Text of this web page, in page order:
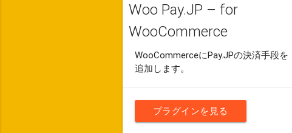
Woo Pay.JP – for
WooCommerce
WooCommerceにPay.JPの決済手段を
追加します。
プラグインを見る